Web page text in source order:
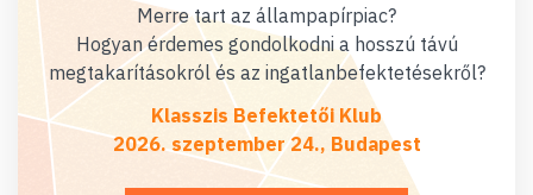
Merre tart az állampapírpiac?
Hogyan érdemes gondolkodni a hosszú távú
megtakarításokról és az ingatlanbefektetésekről?
Klasszis Befektetői Klub
2026. szeptember 24., Budapest